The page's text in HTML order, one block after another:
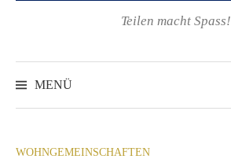
Teilen macht Spass!
MENÜ
WOHNGEMEINSCHAFTEN